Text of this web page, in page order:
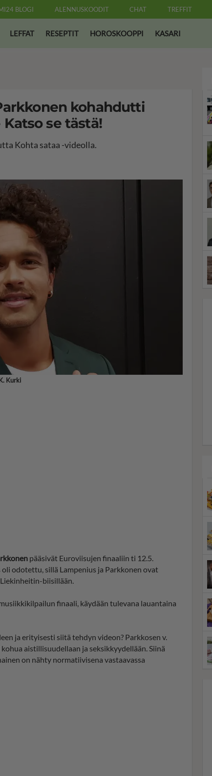
BLOGI ALENNUSKOODIT CHAT TREFFIT
LEFFAT RESEPTIT HOROSKOOPPI KASARI
kohahdutti
se tästä!
Kohta sataa -videolla.
Kurki
pääsivät Euroviisujen finaaliin ti 12.5.
odotettu, sillä Lampenius ja Parkkonen ovat
biisillään.
finaali, käydään tulevana lauantaina
ja erityisesti siitä tehdyn videon? Parkkosen v.
aistillisuudellaan ja seksikkyydellään. Siinä
on nähty normatiivisena vastaavassa